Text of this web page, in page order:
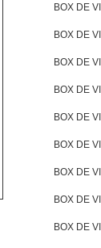
BOX DE
BOX DE
BOX DE
BOX DE
BOX DE
BOX DE
BOX DE
BOX DE
BOX DE